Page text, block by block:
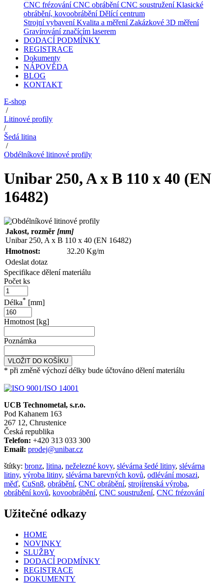
CNC frézování CNC obrábění CNC soustružení Klasické
obrábění, kovoobrábění Dělící centrum
Strojní vybavení Kvalita a měření Zakázkové 3D měření
Gravírování značícím laserem
DODACÍ PODMÍNKY
REGISTRACE
Dokumenty
NÁPOVĚDA
BLOG
KONTAKT
E-shop
/
Litinové profily
/
Šedá litina
/
Obdélníkové litinové profily
Unibar 250, A x B 110 x 40 (EN
16482)
Jakost, rozměr [mm]
Unibar 250, A x B 110 x 40 (EN 16482)
Hmotnost:
32.20 Kg/m
Odeslat dotaz
Specifikace dělení materiálu
Počet ks
Délka* [mm]
Hmotnost [kg]
Poznámka
VLOŽIT DO KOŠÍKU
* při změně výchozí délky bude účtováno dělení materiálu
UCB Technometal, s.r.o.
Pod Kahanem 163
267 12, Chrustenice
Česká republika
Telefon: +420 313 033 300
Email: prodej@unibar.cz
štítky: bronz, litina, neželezné kovy, slévárna šedé litiny, slévárna
litiny, výroba litiny, slévárna barevných kovů, odlévání mosazi,
měď, CuSn8, obrábění, CNC obrábění, strojírenská výroba,
obrábění kovů, kovoobrábění, CNC soustružení, CNC frézování
Užitečné odkazy
HOME
NOVINKY
SLUŽBY
DODACÍ PODMÍNKY
REGISTRACE
DOKUMENTY